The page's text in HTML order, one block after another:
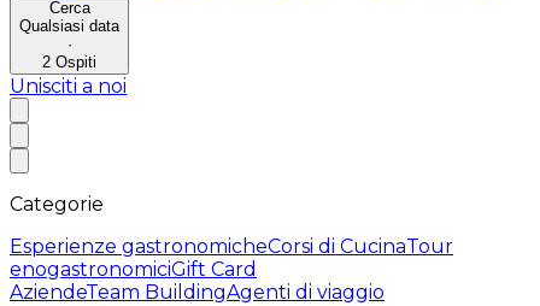
Cerca
Qualsiasi data
·
2 Ospiti
Unisciti a noi
Categorie
Esperienze gastronomicheCorsi di CucinaTour
enogastronomiciGift Card
AziendeTeam BuildingAgenti di viaggio